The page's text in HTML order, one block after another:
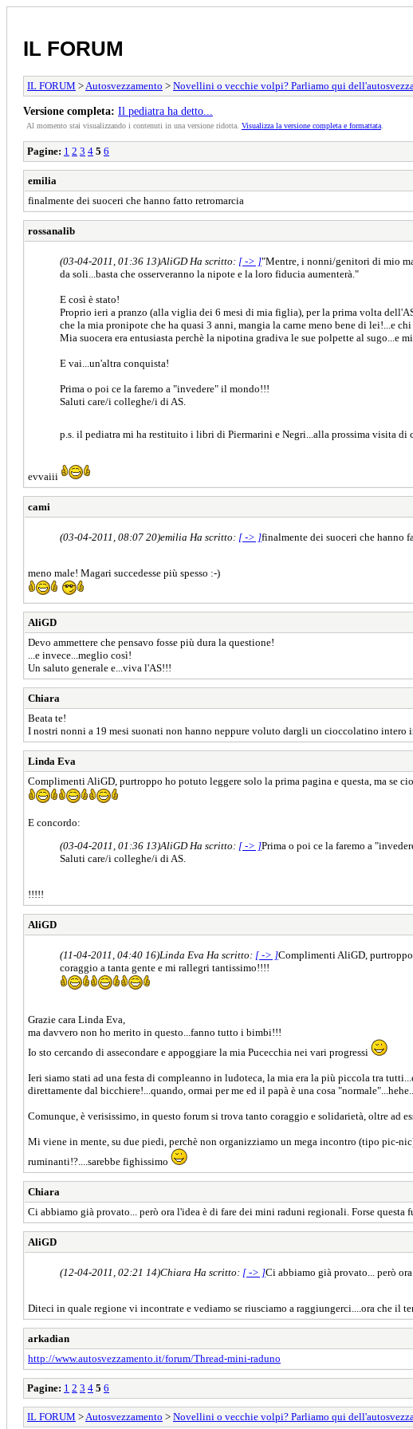
IL FORUM
IL FORUM > Autosvezzamento > Novellini o vecchie volpi? Parliamo qui
Versione completa: Il pediatra ha detto...
Al momento stai visualizzando i contenuti in una versione ridotta. Visualizza la versione completa e formattata
Pagine: 1 2 3 4 5 6
emilia
finalmente dei suoceri che hanno fatto retromarcia
rossanalib
(03-04-2011, 01:36 13)AliGD Ha scritto: [ -> ]"Mentre, i nonni/genitori di mio
da soli...basta che osserveranno la nipote e la loro fiducia aumenterà."
E così è stato!
Proprio ieri a pranzo (alla viglia dei 6 mesi di mia figlia), per la prima volta
che la mia pronipote che ha quasi 3 anni, mangia la carne meno bene di lei!...e
Mia suocera era entusiasta perchè la nipotina gradiva le sue polpette al sugo...e
E vai...un'altra conquista!
Prima o poi ce la faremo a "invedere" il mondo!!!
Saluti care/i colleghe/i di AS.
p.s. il pediatra mi ha restituito i libri di Piermarini e Negri...alla prossima visita
evvaiii
cami
(03-04-2011, 08:07 20)emilia Ha scritto: [ -> ]finalmente dei suoceri che hanno
meno male! Magari succedesse più spesso :-)
AliGD
Devo ammettere che pensavo fosse più dura la questione!
...e invece...meglio così!
Un saluto generale e...viva l'AS!!!
Chiara
Beata te!
I nostri nonni a 19 mesi suonati non hanno neppure voluto dargli un cioccolatino intero
Linda Eva
Complimenti AliGD, purtroppo ho potuto leggere solo la prima pagina e questa, ma se
E concordo:
(03-04-2011, 01:36 13)AliGD Ha scritto: [ -> ]Prima o poi ce la faremo a
Saluti care/i colleghe/i di AS.
!!!!!
AliGD
(11-04-2011, 04:40 16)Linda Eva Ha scritto: [ -> ]Complimenti AliGD, purtroppo
coraggio a tanta gente e mi rallegri tantissimo!!!!
Grazie cara Linda Eva,
ma davvero non ho merito in questo...fanno tutto i bimbi!!!
Io sto cercando di assecondare e appoggiare la mia Pucecchia nei vari progressi
Ieri siamo stati ad una festa di compleanno in ludoteca, la mia era la più piccola tra
direttamente dal bicchiere!...quando, ormai per me ed il papà è una cosa "normale"...hehe...
Comunque, è verisissimo, in questo forum si trova tanto coraggio e solidarietà, oltre ad
Mi viene in mente, su due piedi, perchè non organizziamo un mega incontro (tipo pic-
ruminanti!?....sarebbe fighissimo
Chiara
Ci abbiamo già provato... però ora l'idea è di fare dei mini raduni regionali. Forse questa
AliGD
(12-04-2011, 02:21 14)Chiara Ha scritto: [ -> ]Ci abbiamo già provato... però
Diteci in quale regione vi incontrate e vediamo se riusciamo a raggiungerci....ora che il
arkadian
http://www.autosvezzamento.it/forum/Thread-mini-raduno
Pagine: 1 2 3 4 5 6
IL FORUM > Autosvezzamento > Novellini o vecchie volpi? Parliamo qui